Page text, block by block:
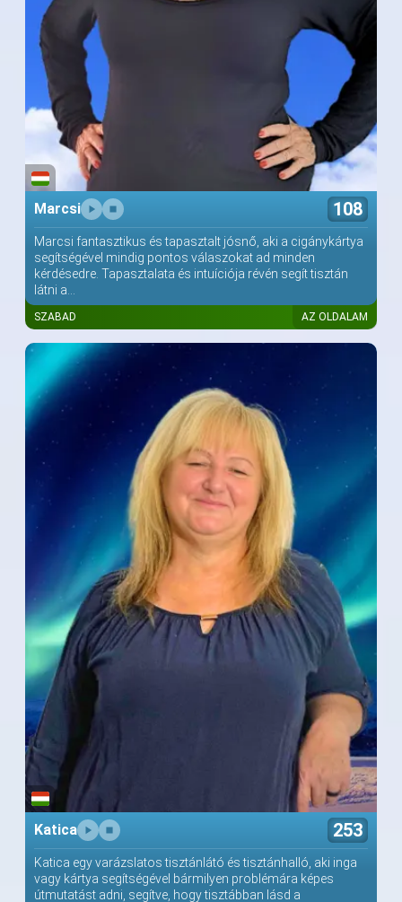
Marcsi 108
Marcsi fantasztikus és tapasztalt jósnő, aki a cigánykártya
segítségével mindig pontos válaszokat ad minden
kérdésedre. Tapasztalata és intuíciója révén segít tisztán
látni a...
SZABAD AZ OLDALAM
Katica 253
Katica egy varázslatos tisztánlátó és tisztánhalló, aki inga
vagy kártya segítségével bármilyen problémára képes
útmutatást adni, segítve, hogy tisztábban lásd a